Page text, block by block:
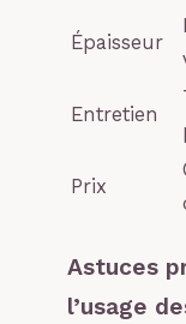
Épaisseur
Entretien
Prix
Astuces
l’usage